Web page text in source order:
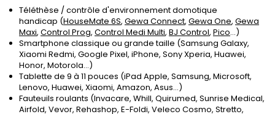
Téléthèse / contrôle d'environnement domotique
handicap (HouseMate 6S, Gewa Connect, Gewa One, Gewa
Maxi, Control Prog, Control Medi Multi, BJ Control, Pico...)
Smartphone classique ou grande taille (Samsung Galaxy,
Xiaomi Redmi, Google Pixel, iPhone, Sony Xperia, Huawei,
Honor, Motorola...)
Tablette de 9 à 11 pouces (iPad Apple, Samsung, Microsoft,
Lenovo, Huawei, Xiaomi, Amazon, Asus...)
Fauteuils roulants (Invacare, Whill, Quirumed, Sunrise Medical,
Airfold, Vevor, Rehashop, E-Foldi, Veleco Cosmo, Stretto,